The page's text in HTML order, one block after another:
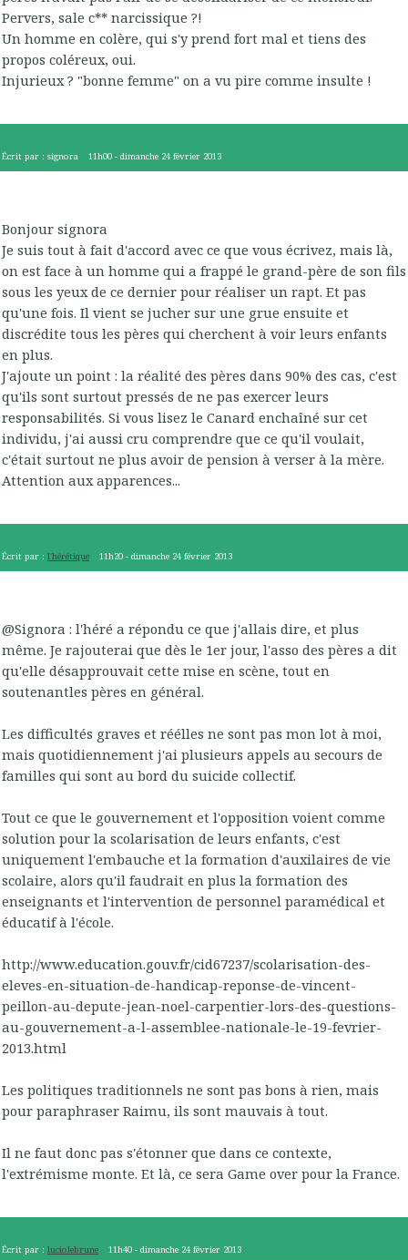
Pervers, sale c** narcissique ?!
Un homme en colère, qui s'y prend fort mal et tiens des
propos coléreux, oui.
Injurieux ? "bonne femme" on a vu pire comme insulte !
Écrit par : signora 11h00 -dimanche 24 février 2013
Bonjour signora
Je suis tout à fait d'accord avec ce que vous écrivez, mais là,
on est face à un homme qui a frappé le grand-père de son fils
sous les yeux de ce dernier pour réaliser un rapt. Et pas
qu'une fois. Il vient se jucher sur une grue ensuite et
discrédite tous les pères qui cherchent à voir leurs enfants
en plus.
J'ajoute un point : la réalité des pères dans 90% des cas, c'est
qu'ils sont surtout pressés de ne pas exercer leurs
responsabilités. Si vous lisez le Canard enchaîné sur cet
individu, j'ai aussi cru comprendre que ce qu'il voulait,
c'était surtout ne plus avoir de pension à verser à la mère.
Attention aux apparences...
Écrit par : l'hérétique 11h20 -dimanche 24 février 2013
@Signora : l'héré a répondu ce que j'allais dire, et plus
même. Je rajouterai que dès le 1er jour, l'asso des pères a dit
qu'elle désapprouvait cette mise en scène, tout en
soutenantles pères en général.
Les difficultés graves et réélles ne sont pas mon lot à moi,
mais quotidiennement j'ai plusieurs appels au secours de
familles qui sont au bord du suicide collectif.
Tout ce que le gouvernement et l'opposition voient comme
solution pour la scolarisation de leurs enfants, c'est
uniquement l'embauche et la formation d'auxilaires de vie
scolaire, alors qu'il faudrait en plus la formation des
enseignants et l'intervention de personnel paramédical et
éducatif à l'école.
http://www.education.gouv.fr/cid67237/scolarisation-des-
eleves-en-situation-de-handicap-reponse-de-vincent-
peillon-au-depute-jean-noel-carpentier-lors-des-questions-
au-gouvernement-a-l-assemblee-nationale-le-19-fevrier-
2013.html
Les politiques traditionnels ne sont pas bons à rien, mais
pour paraphraser Raimu, ils sont mauvais à tout.
Il ne faut donc pas s'étonner que dans ce contexte,
l'extrémisme monte. Et là, ce sera Game over pour la France.
Écrit par : luciolebrune 11h40 -dimanche 24 février 2013